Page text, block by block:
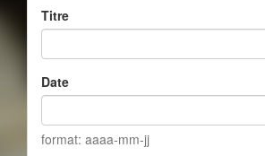
Titre
Date
format: aaaa-mm-jj